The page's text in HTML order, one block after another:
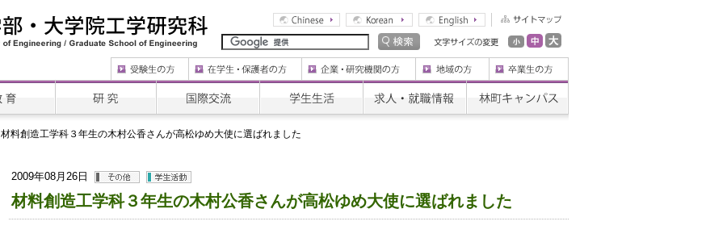
材料創造工学科３年生の木村公香さんが高松ゆめ大使に選ばれました
2009年08月26日
材料創造工学科３年生の木村公香さんが高松ゆめ大使に選ばれました